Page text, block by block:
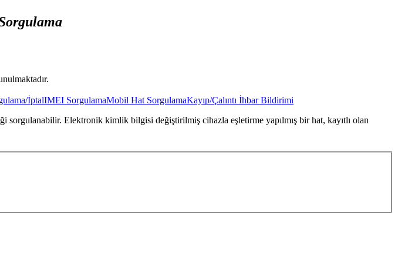
İptalIMEI SorgulamaMobil Hat SorgulamaKayıp/Çalıntı İhbar Bildirimi
Elektronik kimlik bilgisi değiştirilmiş cihazla eşletirme yapılmış bir hat, kayıtlı olan